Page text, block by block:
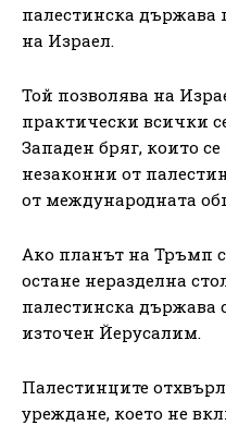
палестинска държава
на Израел.
Той позволява на
практически всички
Западен бряг, които
незаконни от
от международната
Ако планът на Тръмп
остане неразделна
палестинска
източен Йерусалим.
Палестинците
уреждане, което не